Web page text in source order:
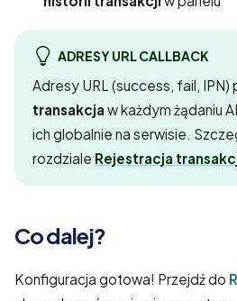
ADRESY URL CALLBACK
Adresy URL (success, fail, IPN)
transakcja w każdym żądaniu
ich globalnie na serwisie.
rozdziale Rejestracja
Co dalej?
Konfiguracja gotowa! Przejdź do